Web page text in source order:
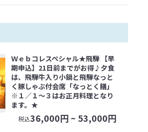
Ｗｅｂコレスペシャル★飛騨 【早
期申込】21日前までがお得♪夕食
は、飛騨牛入り小鍋と飛騨なっと
く豚しゃぶ付会席「なっとく膳」
※１／１～３はお正月料理となり
ます。★
税込36,000円 ~ 53,000円